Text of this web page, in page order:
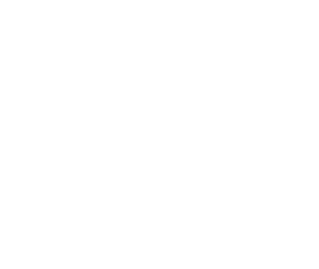
película, reality shows y telenovelas